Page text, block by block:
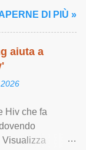
DI PIÙ »
aiuta a
Hiv che fa
Visualizza